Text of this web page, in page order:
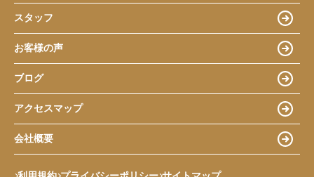
スタッフ
お客様の声
ブログ
アクセスマップ
会社概要